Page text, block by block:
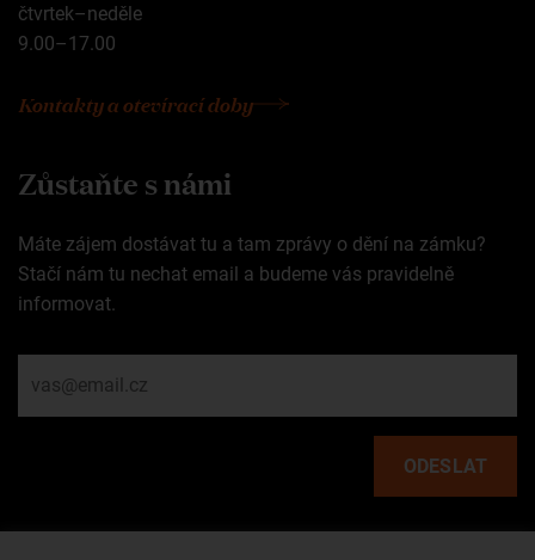
čtvrtek–neděle
9.00–17.00
Kontakty a otevírací doby
Zůstaňte s námi
Máte zájem dostávat tu a tam zprávy o dění na zámku?
Stačí nám tu nechat email a budeme vás pravidelně
informovat.